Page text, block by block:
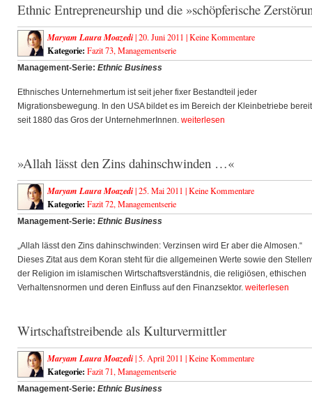
Ethnic Entrepreneurship und die »schöpferische
Maryam Laura Moazedi| 20. Juni 2011 |Keine Kommentare
Kategorie: Fazit 73, Managementserie
Management-Serie: Ethnic Business
Ethnisches Unternehmertum ist seit jeher fixer Bestandteil jeder
Migrationsbewegung. In den USA bildet es im Bereich der Kleinbetriebe
seit 1880 das Gros der UnternehmerInnen. weiterlesen
»Allah lässt den Zins dahinschwinden …«
Maryam Laura Moazedi| 25. Mai 2011 |Keine Kommentare
Kategorie: Fazit 72, Managementserie
Management-Serie: Ethnic Business
„Allah lässt den Zins dahinschwinden: Verzinsen wird Er aber die Almosen.“
Dieses Zitat aus dem Koran steht für die allgemeinen Werte sowie den
der Religion im islamischen Wirtschaftsverständnis, die religiösen, ethischen
Verhaltensnormen und deren Einfluss auf den Finanzsektor. weiterlesen
Wirtschaftstreibende als Kulturvermittler
Maryam Laura Moazedi| 5. April 2011 |Keine Kommentare
Kategorie: Fazit 71, Managementserie
Management-Serie: Ethnic Business